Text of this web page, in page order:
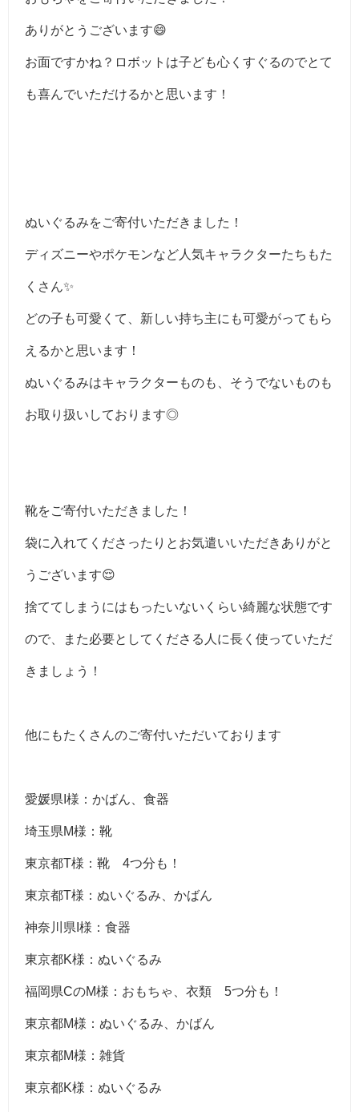
ありがとうございます😄
お面ですかね？ロボットは子ども心くすぐるのでとて
も喜んでいただけるかと思います！
ぬいぐるみをご寄付いただきました！
ディズニーやポケモンなど人気キャラクターたちもた
くさん✨
どの子も可愛くて、新しい持ち主にも可愛がってもら
えるかと思います！
ぬいぐるみはキャラクターものも、そうでないものも
お取り扱いしております◎
靴をご寄付いただきました！
袋に入れてくださったりとお気遣いいただきありがと
うございます😌
捨ててしまうにはもったいないくらい綺麗な状態です
ので、また必要としてくださる人に長く使っていただ
きましょう！
他にもたくさんのご寄付いただいております
愛媛県I様：かばん、食器
埼玉県M様：靴
東京都T様：靴 4つ分も！
東京都T様：ぬいぐるみ、かばん
神奈川県I様：食器
東京都K様：ぬいぐるみ
福岡県CのM様：おもちゃ、衣類 5つ分も！
東京都M様：ぬいぐるみ、かばん
東京都M様：雑貨
東京都K様：ぬいぐるみ